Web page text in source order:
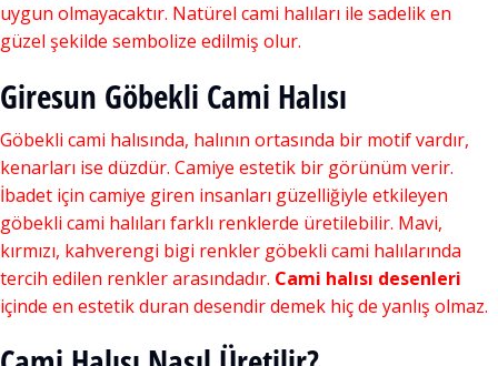
uygun olmayacaktır. Natürel cami halıları ile sadelik en
güzel şekilde sembolize edilmiş olur.
Giresun Göbekli Cami Halısı
Göbekli cami halısında, halının ortasında bir motif vardır,
kenarları ise düzdür. Camiye estetik bir görünüm verir.
İbadet için camiye giren insanları güzelliğiyle etkileyen
göbekli cami halıları farklı renklerde üretilebilir. Mavi,
kırmızı, kahverengi bigi renkler göbekli cami halılarında
tercih edilen renkler arasındadır. Cami halısı desenleri
içinde en estetik duran desendir demek hiç de yanlış olmaz.